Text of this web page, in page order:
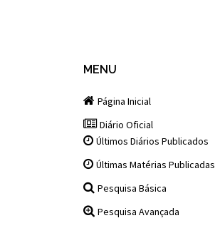
MENU
Página Inicial
Diário Oficial
Últimos Diários Publicados
Últimas Matérias Publicadas
Pesquisa Básica
Pesquisa Avançada